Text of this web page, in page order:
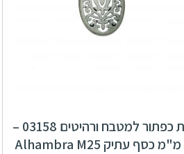
ידיות כפתור למטבח ורהיטים 03158 –